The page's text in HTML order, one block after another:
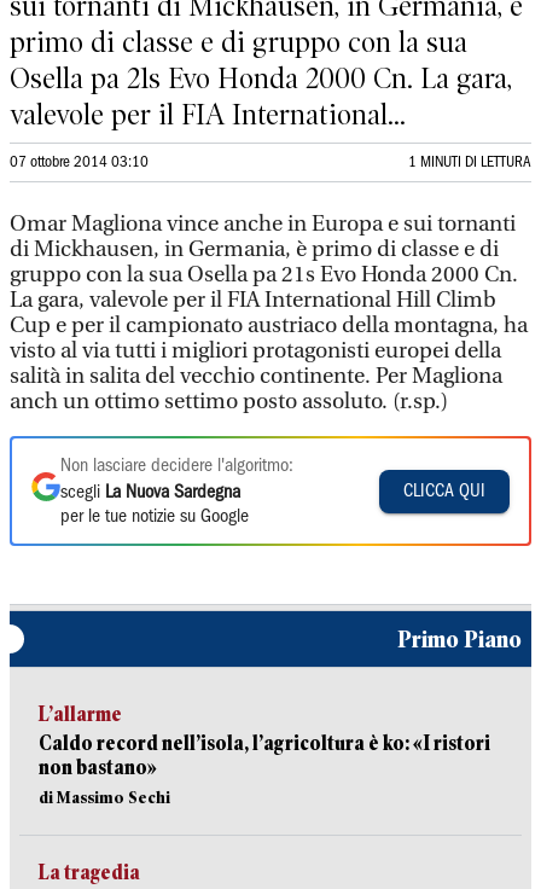
primo di classe e di gruppo con la sua
Osella pa 21s Evo Honda 2000 Cn. La gara,
valevole per il FIA International...
07 ottobre 2014 03:10 1 MINUTI DI LETTURA
Omar Magliona vince anche in Europa e sui tornanti
di Mickhausen, in Germania, è primo di classe e di
gruppo con la sua Osella pa 21s Evo Honda 2000 Cn.
La gara, valevole per il FIA International Hill Climb
Cup e per il campionato austriaco della montagna, ha
visto al via tutti i migliori protagonisti europei della
salità in salita del vecchio continente. Per Magliona
anch un ottimo settimo posto assoluto. (r.sp.)
Non lasciare decidere l'algoritmo:
scegli La Nuova Sardegna
per le tue notizie su Google
CLICCA QUI
Primo Piano
L’allarme
Caldo record nell’isola, l’agricoltura è ko: «I ristori
non bastano»
di Massimo Sechi
La tragedia